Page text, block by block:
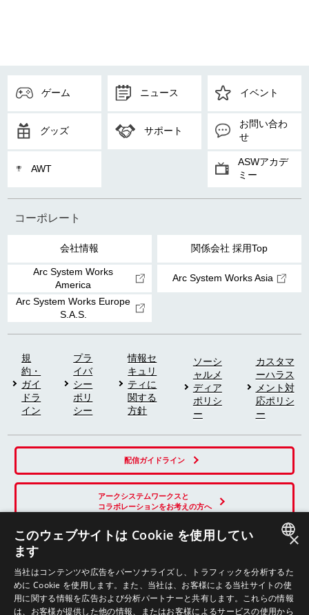
ゲーム ニュース イベント
グッズ サポート
お問い合わ
せ
AWT
ASWアカデ
ミー
コーポレート
会社情報 関係会社 採用Top
Arc System Works
America
Arc System Works Asia
Arc System Works Europe
S.A.S.
規
約・
ガイ
ドラ
イン
プラ
イバ
シー
ポリ
シー
情報セ
キュリ
ティに
関する
方針
ソーシ
ャルメ
ディア
ポリシ
ー
カスタマ
ーハラス
メント対
応ポリシ
ー
配信ガイドライン
アークシステムワークスと
コラボレーションをお考えの方へ
SNS
ENGLISH
×
このウェブサイトは Cookie を使用してい
ます
当社はコンテンツや広告をパーソナライズし、トラフィックを分析するた
めに Cookie を使用します。また、当社は、お客様による当社サイトの使
用に関する情報を広告および分析パートナーと共有します。これらの情報
は、お客様が提供した他の情報、またはお客様によるサービスの使用から